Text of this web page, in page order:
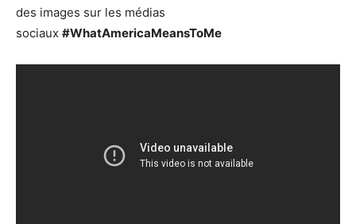
des images sur les médias
sociaux #WhatAmericaMeansToMe